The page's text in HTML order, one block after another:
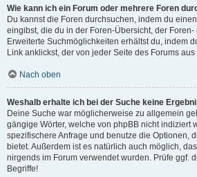
Wie kann ich ein Forum oder mehrere Foren
Du kannst die Foren durchsuchen, indem du
eingibst, die du in der Foren-Übersicht, der
Erweiterte Suchmöglichkeiten erhältst du, indem
Link anklickst, der von jeder Seite des Forums
Nach oben
Weshalb erhalte ich bei der Suche keine
Deine Suche war möglicherweise zu allgemein
gängige Wörter, welche von phpBB nicht indiziert
spezifischere Anfrage und benutze die Optionen,
bietet. Außerdem ist es natürlich auch möglich,
nirgends im Forum verwendet wurden. Prüfe ggf.
Begriffe!